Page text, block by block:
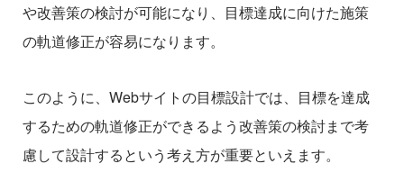
や改善策の検討が可能になり、目標達成に向けた施策
の軌道修正が容易になります。
このように、Webサイトの目標設計では、目標を達成
するための軌道修正ができるよう改善策の検討まで考
慮して設計するという考え方が重要といえます。